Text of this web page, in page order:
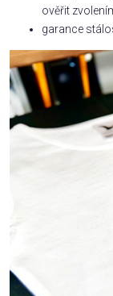
ověřit
garance